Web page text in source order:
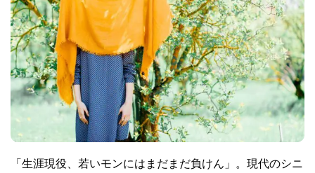
「生涯現役、若いモンにはまだまだ負けん」。現代のシニ